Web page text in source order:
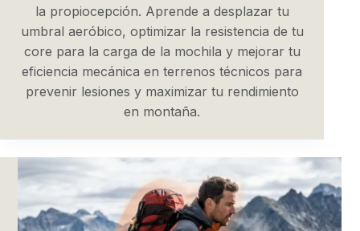
la propiocepción. Aprende a desplazar tu
umbral aeróbico, optimizar la resistencia de tu
core para la carga de la mochila y mejorar tu
eficiencia mecánica en terrenos técnicos para
prevenir lesiones y maximizar tu rendimiento
en montaña.